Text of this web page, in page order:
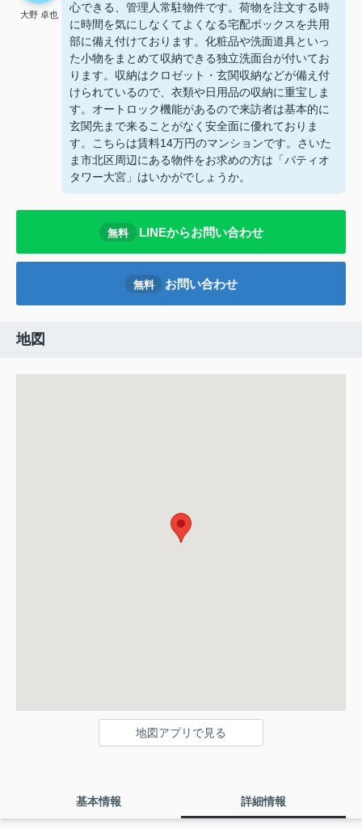
大野 卓也
心できる、管理人常駐物件です。荷物を注文する時
に時間を気にしなくてよくなる宅配ボックスを共用
部に備え付けております。化粧品や洗面道具といっ
た小物をまとめて収納できる独立洗面台が付いてお
ります。収納はクロゼット・玄関収納などが備え付
けられているので、衣類や日用品の収納に重宝しま
す。オートロック機能があるので来訪者は基本的に
玄関先まで来ることがなく安全面に優れておりま
す。こちらは賃料14万円のマンションです。さいた
ま市北区周辺にある物件をお求めの方は「パティオ
タワー大宮」はいかがでしょうか。
無料 LINEからお問い合わせ
無料 お問い合わせ
地図
地図アプリで見る
基本情報 詳細情報